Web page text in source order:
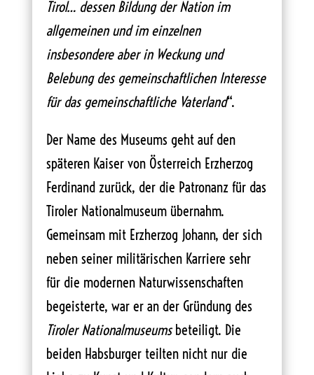
Tirol… dessen Bildung der Nation im
allgemeinen und im einzelnen
insbesondere aber in Weckung und
Belebung des gemeinschaftlichen Interesse
für das gemeinschaftliche Vaterland“.
Der Name des Museums geht auf den
späteren Kaiser von Österreich Erzherzog
Ferdinand zurück, der die Patronanz für das
Tiroler Nationalmuseum übernahm.
Gemeinsam mit Erzherzog Johann, der sich
neben seiner militärischen Karriere sehr
für die modernen Naturwissenschaften
begeisterte, war er an der Gründung des
Tiroler Nationalmuseumsbeteiligt. Die
beiden Habsburger teilten nicht nur die